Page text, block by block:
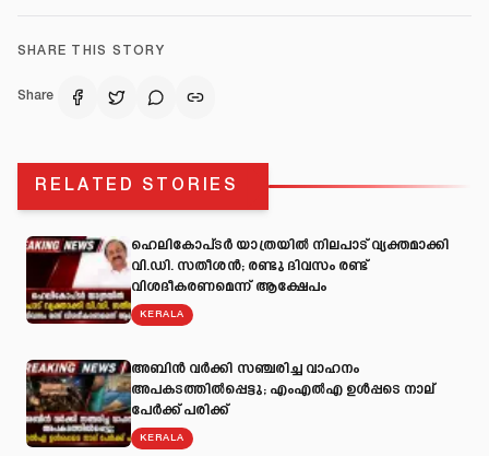
SHARE THIS STORY
Share
RELATED STORIES
ഹെലികോപ്ടർ യാത്രയിൽ നിലപാട് വ്യക്തമാക്കി
വി.ഡി. സതീശൻ; രണ്ടു ദിവസം രണ്ട്
വിശദീകരണമെന്ന് ആക്ഷേപം
KERALA
അബിന്‍ വര്‍ക്കി സഞ്ചരിച്ച വാഹനം
അപകടത്തില്‍പ്പെട്ടു; എംഎല്‍എ ഉള്‍പ്പടെ നാല്
പേര്‍ക്ക് പരിക്ക്
KERALA